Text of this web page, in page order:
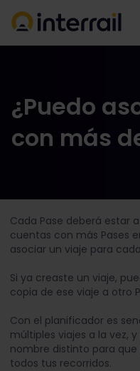
¿Puedo
con más
Cada Pase deberá estar
cuentas con más Pases
asociar un viaje para
Si ya creaste un viaje,
copia de ese viaje a otro
Con el planificador es
múltiples viajes a la vez,
nombre distinto para
todos tus recorridos.